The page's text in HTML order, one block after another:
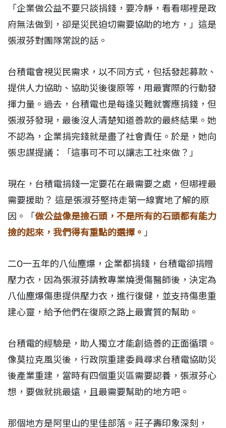
「企業做公益不要只談捐錢，要冷靜，看看哪裡是政
府無法做到，卻是災民迫切需要協助的地方，」這是
張淑芬對團隊常說的話。
台積電會視災民需求，以不同方式，包括發起募款、
提供人力協助、協助災後復原等，用最實際的行動發
揮力量。過去，台積電也是每逢災難就響應捐錢，但
張淑芬發現，最後沒人清楚知道善款的最終結果。她
不認為，企業捐完錢就是盡了社會責任。於是，她向
張忠謀提議：「這事可不可以讓志工社來做？」
現在，台積電捐錢一定要花在最需要之處，但哪裡最
需要援助？ 這是張淑芬堅持走第一線實地了解的原
因。「 做公益像是撿石頭，不是所有的石頭都有能力
撿的起來，我們得有重點的選擇。 」
二O一五年的八仙塵爆，企業都捐錢，台積電卻捐贈
壓力衣，因為張淑芬請教專業燒燙傷醫師後，決定為
八仙塵爆傷患提供壓力衣，進行復健，並支持傷患重
建心靈，給予他們在復原之路上最實質的幫助。
台積電的經驗是，助人獨立才能創造善的正面循環。
像莫拉克風災後，行政院重建委員尋求台積電協助災
後產業重建，當時有四個重災區需要認養，張淑芬心
想，要做就挑最遠，且最需要幫助的地方吧。
那個地方是阿里山的里佳部落。莊子壽印象深刻，